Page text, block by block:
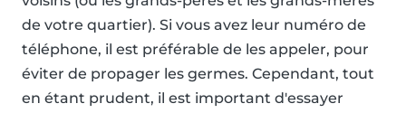
de votre quartier). Si vous avez leur numéro de
téléphone, il est préférable de les appeler, pour
éviter de propager les germes. Cependant, tout
en étant prudent, il est important d'essayer